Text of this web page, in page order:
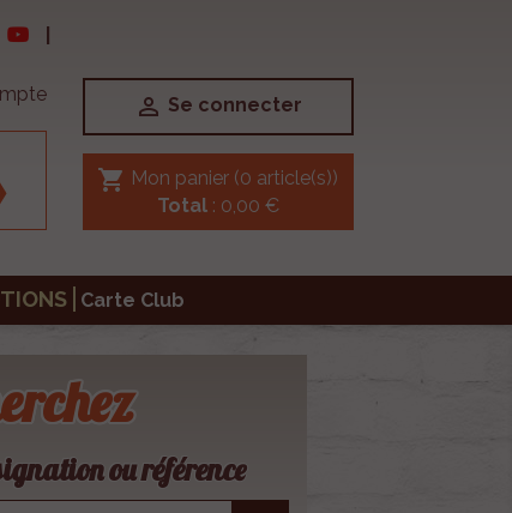
 Se connecter
shopping_cart Mon panier (0 article(s))
Total: 0,00 €
Carte Club
ou référence